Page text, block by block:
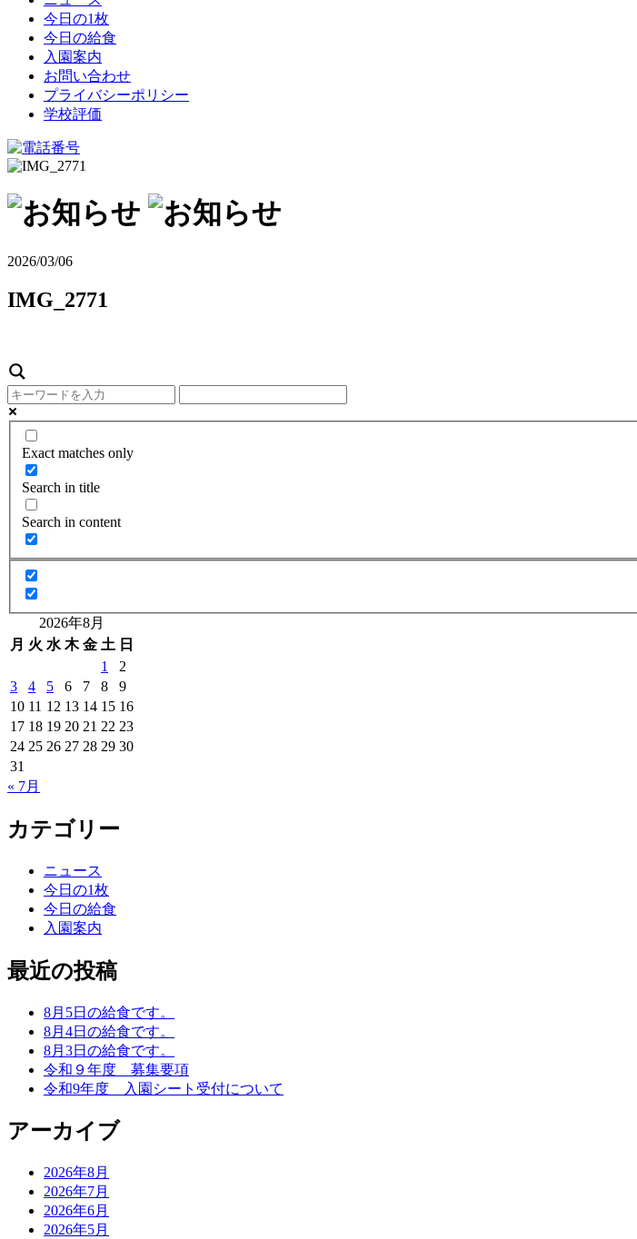
今日の1枚
今日の給食
入園案内
お問い合わせ
プライバシーポリシー
学校評価
2026/03/06
IMG_2771
Exact matches only
Search in title
Search in content
2026年8月
月 火 水 木 金 土 日
1
2
3
4 5 6 7 8
9
10 11 12 13 14 15 16
17 18 19 20 21 22 23
24 25 26 27 28 29 30
31
« 7月
カテゴリー
ニュース
今日の1枚
今日の給食
入園案内
最近の投稿
8月5日の給食です。
8月4日の給食です。
8月3日の給食です。
令和９年度 募集要項
令和9年度 入園シート受付について
アーカイブ
2026年8月
2026年7月
2026年6月
2026年5月